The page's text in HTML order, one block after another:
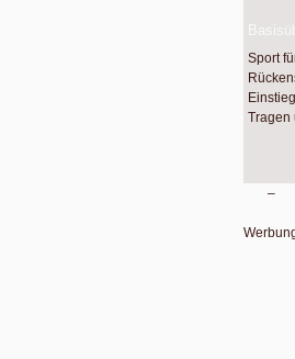
Sport
Tragen
–